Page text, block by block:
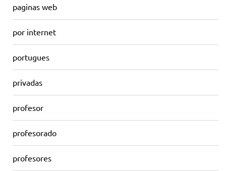
paginas web
por internet
portugues
privadas
profesor
profesorado
profesores